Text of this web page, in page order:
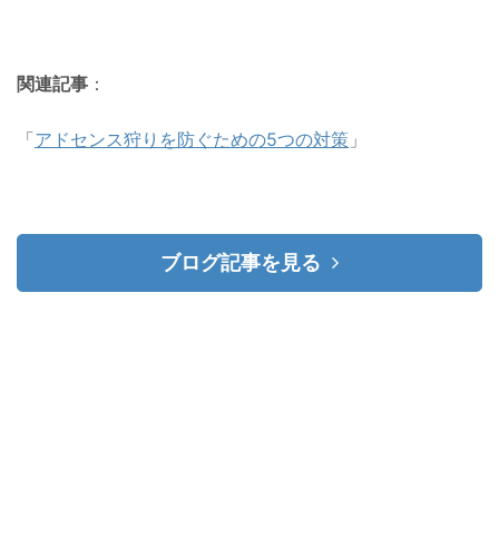
関連記事 ：
「アドセンス狩りを防ぐための5つの対策 」
ブログ記事を見る